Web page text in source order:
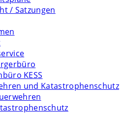
/ Satzungen
KESS
und Katastrophenschutz